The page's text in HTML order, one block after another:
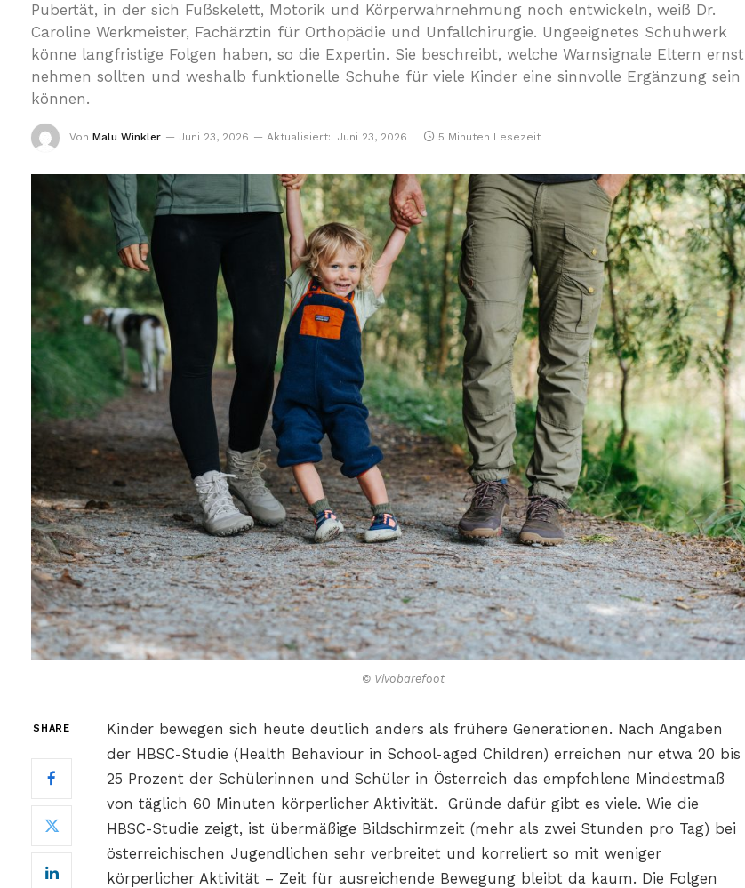
Pubertät, in der sich Fußskelett, Motorik und Körperwahrnehmung noch entwickeln, weiß Dr.
Caroline Werkmeister, Fachärztin für Orthopädie und Unfallchirurgie. Ungeeignetes Schuhwerk
könne langfristige Folgen haben, so die Expertin. Sie beschreibt, welche Warnsignale Eltern ernst
nehmen sollten und weshalb funktionelle Schuhe für viele Kinder eine sinnvolle Ergänzung sein
können.
Von Malu Winkler Juni 23, 2026 Aktualisiert: Juni 23, 2026 5 Minuten Lesezeit
© Vivobarefoot
SHARE
Kinder bewegen sich heute deutlich anders als frühere Generationen. Nach Angaben
der HBSC-Studie (Health Behaviour in School-aged Children) erreichen nur etwa 20 bis
25 Prozent der Schülerinnen und Schüler in Österreich das empfohlene Mindestmaß
von täglich 60 Minuten körperlicher Aktivität. Gründe dafür gibt es viele. Wie die
HBSC-Studie zeigt, ist übermäßige Bildschirmzeit (mehr als zwei Stunden pro Tag) bei
österreichischen Jugendlichen sehr verbreitet und korreliert so mit weniger
körperlicher Aktivität – Zeit für ausreichende Bewegung bleibt da kaum. Die Folgen